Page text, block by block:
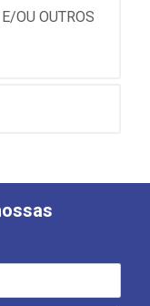
OU OUTROS